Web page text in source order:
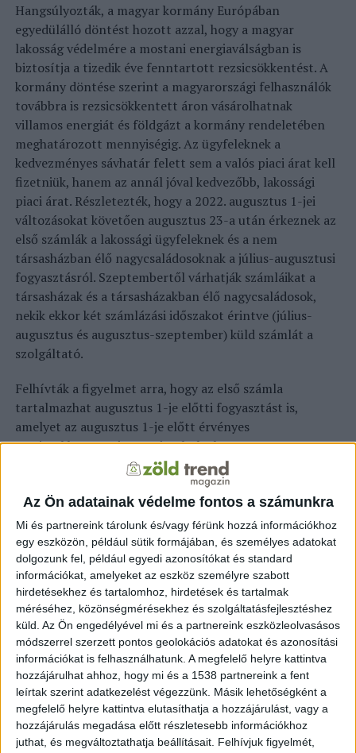
Az Ön adatainak védelme fontos a számunkra
Mi és partnereink tárolunk és/vagy férünk hozzá információkhoz
egy eszközön, például sütik formájában, és személyes adatokat
dolgozunk fel, például egyedi azonosítókat és standard
információkat, amelyeket az eszköz személyre szabott
hirdetésekhez és tartalomhoz, hirdetések és tartalmak
méréséhez, közönségmérésekhez és szolgáltatásfejlesztéshez
küld. Az Ön engedélyével mi és a partnereink eszközleolvasásos
módszerrel szerzett pontos geolokációs adatokat és azonosítási
információkat is felhasználhatunk. A megfelelő helyre kattintva
hozzájárulhat ahhoz, hogy mi és a 1538 partnereink a fent
leírtak szerint adatkezelést végezzünk. Másik lehetőségként a
megfelelő helyre kattintva elutasíthatja a hozzájárulást, vagy a
hozzájárulás megadása előtt részletesebb információkhoz
juthat, és megváltoztathatja beállításait. Felhívjuk figyelmét,
Hangsúlyozták, a magyar kormány Európában
egyedülálló döntést hozott azzal, hogy a magyar
lakosság védelmére a mostani energiaválságban is
biztosítja a tizedik éve fenntartott rezsicsökkentést. A
kormány döntése szerint a magyarországi felhasználók
továbbra is rezsicsökkentett áron vásárolhatnak
villamos energiát és földgázt a kormány rendeletében
meghatározott mennyiségig. Az ügyfeleknek a
kedvezményes sávhatár felett sem a valós piaci árat kell
fizetniük, hanem az annál jóval kedvezőbb, lakossági
piaci árat. Részletezték, hogy a 2022. augusztus 1-jei
változásokat követően augusztus 23-a után érkeznek az
első számlák a lakossági ügyfeleknek és a nem
társasházban élő nagycsaládosoknak a július-augusztusi
fogyasztásról. Szeptembertől várhatják számláikat a
társasházak és a társasházakban élő nagycsaládosok,
nekik ekkor két számlázási időszakot érintve (július-
augusztus és augusztus-szeptember) küld számlát a
szolgáltató.
Felhívták a figyelmet arra, hogy az első számla
tartalmazhat augusztus 1-je előtti fogyasztást is,
amelyet az augusztus 1-je előtt érvényes
rezsicsökkentett áron számoltak el.Az MVM Next
Energiakereskedelmi Zrt. közleményében kiemelte, most
először küldenek olyan számlát, amelyben az átlagosnál
magasabb fogyasztás esetén már a lakossági piaci ár is
szerepelhet a számlában. Amennyiben a fogyasztás a
rezsicsökkentett, kedvezményes sávhatár alatt marad,
jellemzően csak a kedvezményes, rezsicsökkentett ár fog
szerepelni a számlában. Ha a fogyasztás meghaladja a
kedvezményes sávhatárt, a diktált vagy átalánnyal
fizetett mennyiségtől függetlenül minden havi
számlában szerepelni fog a rezsicsökkentett és a valós
piaci árhoz képest kedvezőbb lakossági piaci ár is.
A számlán megváltozott az első oldalon kiemelt
információkat tartalmazó, úgynevezett rezsibox
tartalma is. Látható lesz, hogy az ügyfél a
rezsicsökkentés nélkül, világpiaci áron számolva